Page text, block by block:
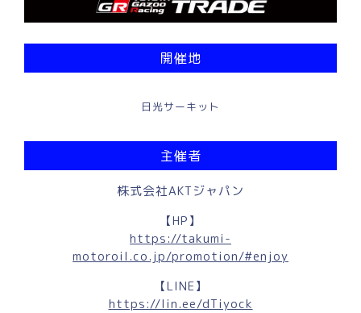
開催地
日光サーキット
主催者
株式会社AKTジャパン
【HP】
https://takumi-
motoroil.co.jp/promotion/#enjoy
【LINE】
https://lin.ee/dTiyock